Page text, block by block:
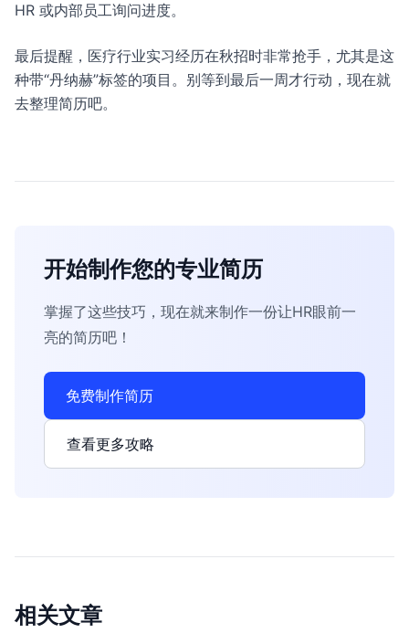
HR 或内部员工询问进度。
最后提醒，医疗行业实习经历在秋招时非常抢手，尤其是这
种带“丹纳赫”标签的项目。别等到最后一周才行动，现在就
去整理简历吧。
开始制作您的专业简历
掌握了这些技巧，现在就来制作一份让HR眼前一
亮的简历吧！
免费制作简历
查看更多攻略
相关文章